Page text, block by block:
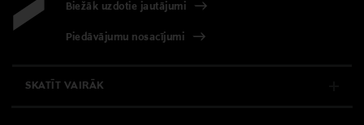
Biežāk uzdotie jautājumi
Piedāvājumu nosacījumi
SKATĪT VAIRĀK